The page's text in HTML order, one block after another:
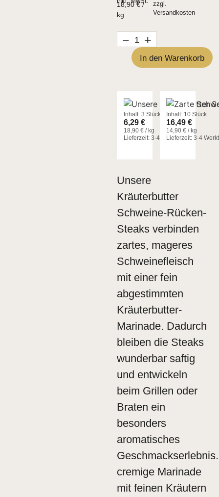
18,90€/
kg
zzgl.
Versandkosten
− +
In den Warenkorb
Inhalt: 3 Stück
6,29 €
18,90 €/ kg
Lieferzeit: 3-4 Werktage
Inhalt: 10 Stück
16,49€
14,90€ / kg
Lieferzeit:3-4
Unsere
Kräuterbutter
Schweine-Rücken-
Steaks verbinden
zartes, mageres
Schweinefleisch
mit einer fein
abgestimmten
Kräuterbutter-
Marinade. Dadurch
bleiben die Steaks
wunderbar saftig
und entwickeln
beim Grillen oder
Braten ein
besonders
aromatisches
cremige Marinade
mit feinen Kräutern